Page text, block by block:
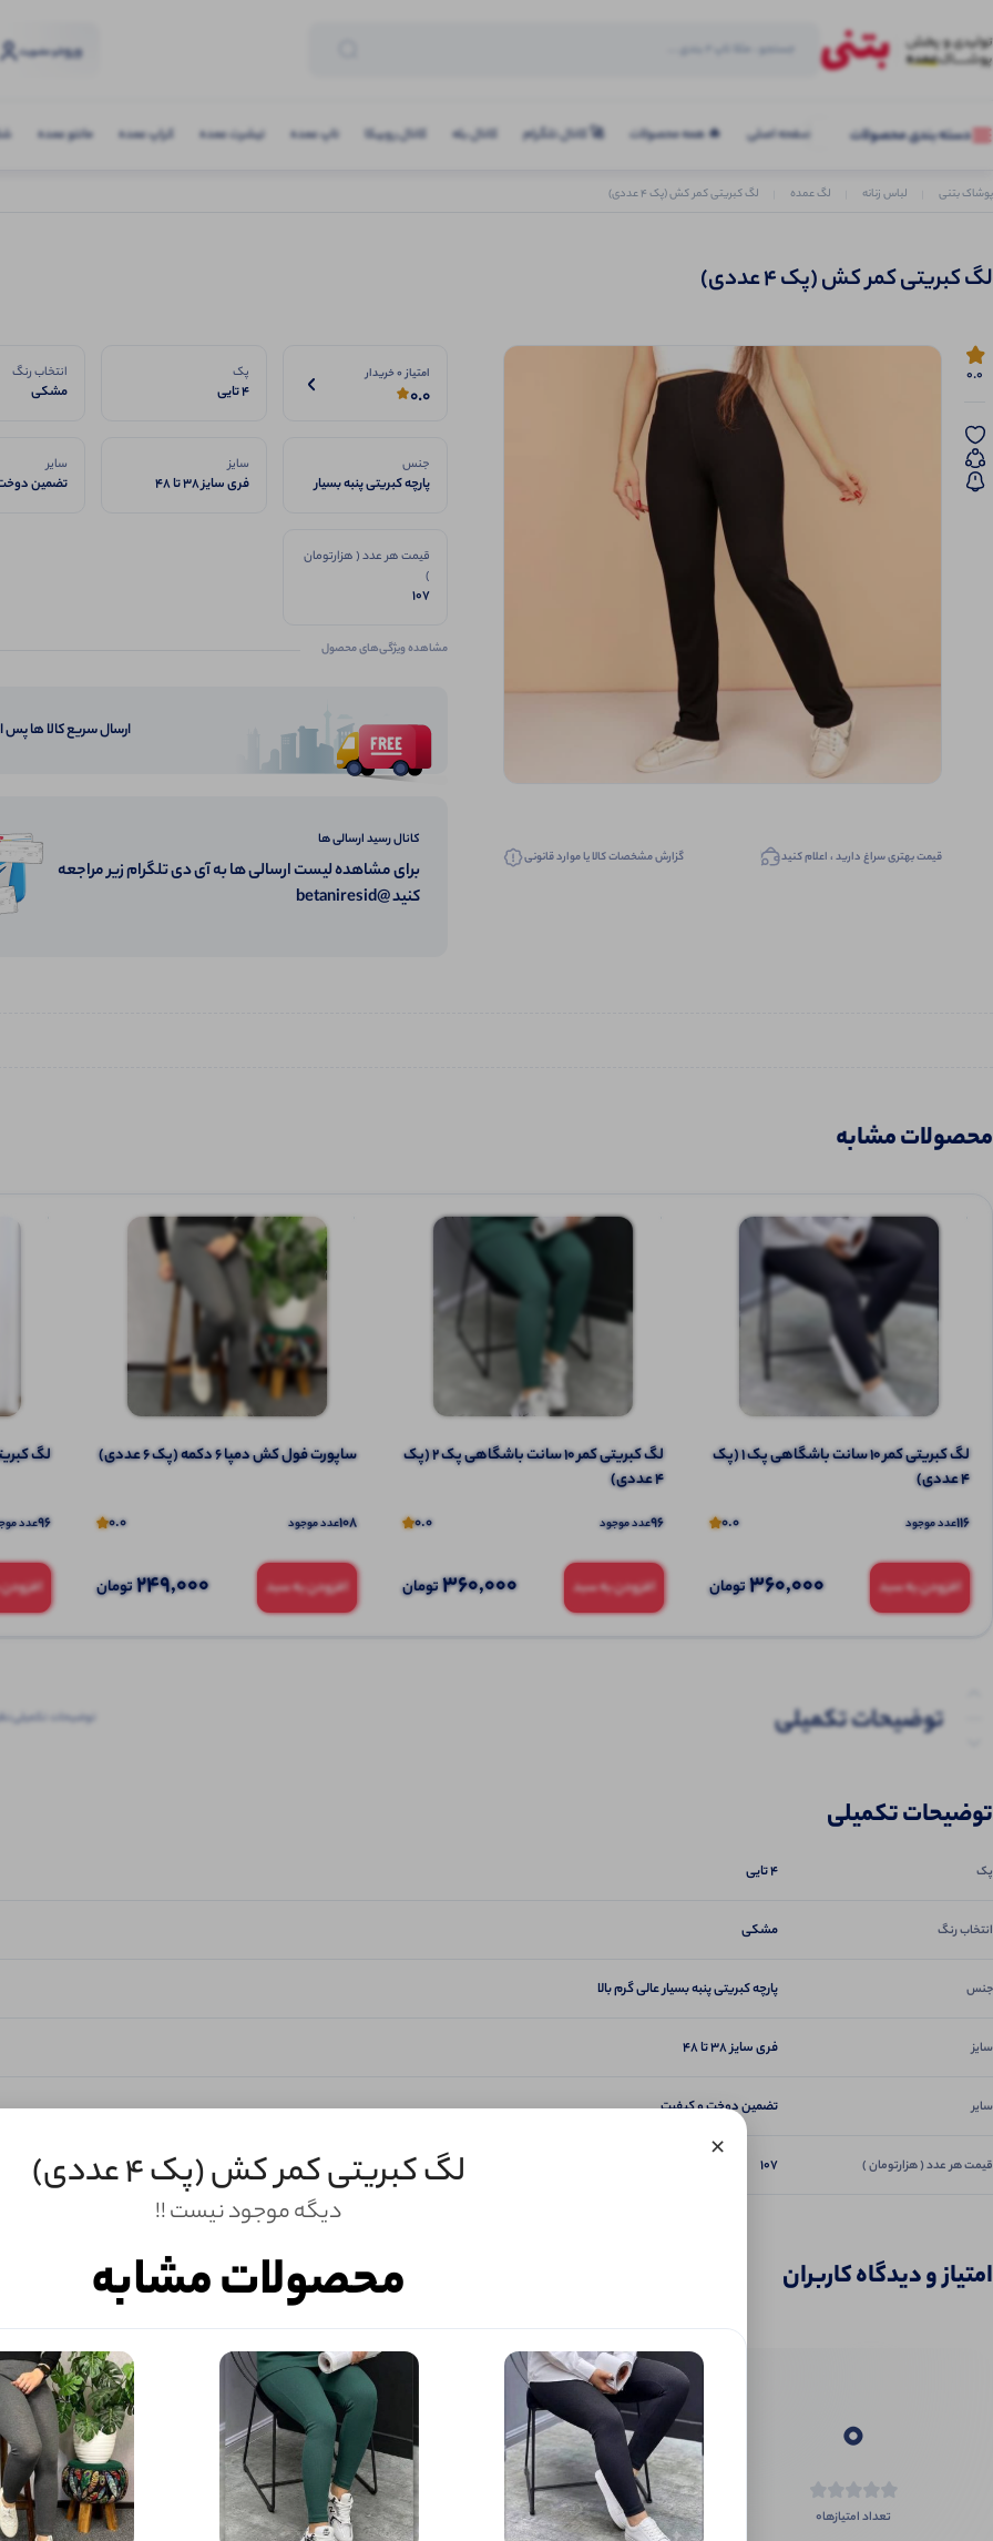
ورودو عضویت
دسته بندی محصولات صفحه اصلی 🔥 همه محصولات 🚀 کانال تلگرام کانال بله کانال روبیکا تاپ عمده تیشرت عمده کراپ عمده مانتو عمده
پوشاک بتنی لباس زنانه لگ عمده لگ کبریتی کمر کش (پک 4 عددی)
لگ کبریتی کمر کش (پک 4 عددی)
0.0
قیمت بهتری سراغ دارید ، اعلام کنید گزارش مشخصات کالا یا موارد قانونی
امتیاز 0 خریدار
0.0
پک
4 تایی
انتخاب رنگ
مشکی
جنس
پارچه کبریتی پنبه بسیار
سایز
فری سایز 38 تا 48
سایر
تضمین
قیمت هر عدد ( هزارتومان
)
107
مشاهده ویژگی‌های محصول
ارسال سریع کالا ها
کانال رسید ارسالی ها
برای مشاهده لیست ارسالی ها به آی دی تلگرام زیر مراجعه
کنید @betaniresid
محصولات مشابه
لگ کبریتی کمر ۱۰ سانت باشگاهی پک 1 (پک
4 عددی)
116عدد موجود 0.0
افزودن به سبد 360,000تومان
لگ کبریتی کمر ۱۰ سانت باشگاهی پک 2 (پک
4 عددی)
96عدد موجود 0.0
افزودن به سبد 360,000تومان
ساپورت فول کش دمپا 6 دکمه (پک 6 عددی)
108عدد موجود 0.0
افزودن به سبد 249,000تومان
️لگ کبریتی
96عدد
توضیحات تکمیلی
توضیحات تکمیلی
توضیحات تکمیلی
پک 4 تایی
انتخاب رنگ مشکی
جنس پارچه کبریتی پنبه بسیار عالی گرم بالا
سایز فری سایز 38 تا 48
سایر تضمین دوخت و کیفیت
قیمت هر عدد ( هزارتومان ) 107
امتیاز و دیدگاه کاربران
0
تعداد امتیازها0
ثبـــــت‌دیدگاه
به‌عنوان کاربر
شما هم می‌توانید در مورد این کالا نظر دهید.
× لگ کبریتی کمر کش (پک 4 عددی)
دیگه موجود نیست !!
محصولات مشابه